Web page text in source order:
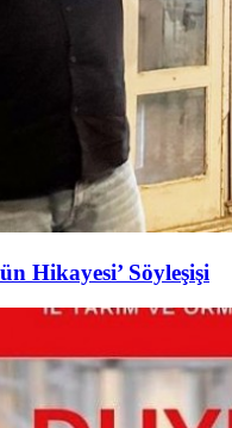
Hikayesi’ Söyleşişi